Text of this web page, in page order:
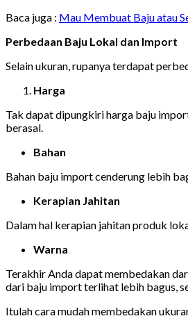
Baca juga : Mau Membuat Baju atau
Perbedaan Baju Lokal dan Import
Selain ukuran, rupanya terdapat
Harga
Tak dapat dipungkiri harga baju
berasal.
Bahan
Bahan baju import cenderung lebih
Kerapian Jahitan
Dalam hal kerapian jahitan produk
Warna
Terakhir Anda dapat membedakan
dari baju import terlihat lebih bagus,
Itulah cara mudah membedakan